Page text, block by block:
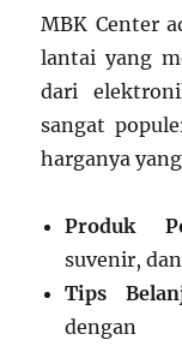
MBK Center
lantai yang
dari
sangat
harganya
Produk
suvenir,
Tips
dengan